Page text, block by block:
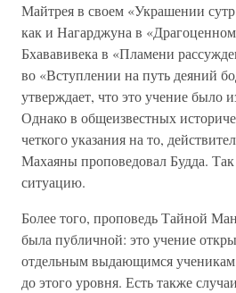
Майтрея в своем «Украшении
как и Нагарджуна в
Бхававивека в «Пламени
во «Вступлении на путь деяний
утверждает, что это учение было
Однако в общеизвестных
четкого указания на то,
Махаяны проповедовал Будда.
ситуацию.
Более того, проповедь Тайной
была публичной: это учение
отдельным выдающимся
до этого уровня. Есть также